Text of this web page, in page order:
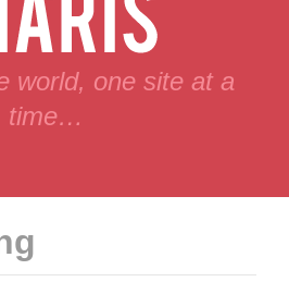
world, one site at a
time…